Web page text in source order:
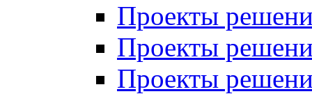
Проекты
Проекты
Проекты